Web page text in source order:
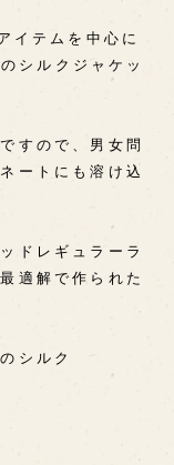
イテムを中心に
シルクジャケッ
すので、男女問
ートにも溶け込
ドレギュラーラ
適解で作られた
シルク